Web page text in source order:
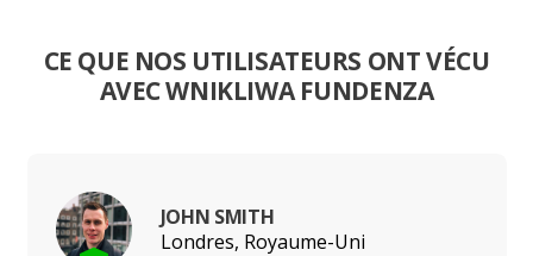
CE QUE NOS UTILISATEURS ONT VÉCU
AVEC WNIKLIWA FUNDENZA
JOHN SMITH
Londres, Royaume-Uni